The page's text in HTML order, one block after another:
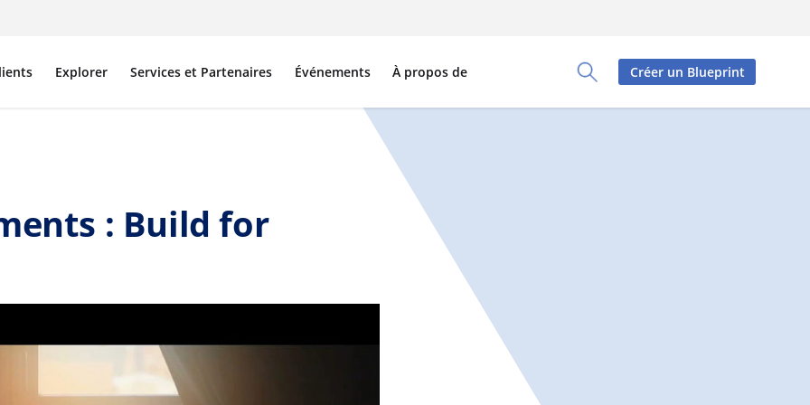
Toggle Search Panel
Explorer Services et Partenaires Événements À propos de Créer un Blueprint
: Build for